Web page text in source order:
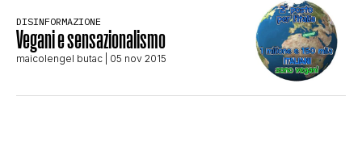
DISINFORMAZIONE
Vegani e sensazionalismo
maicolengel butac | 05 nov 2015